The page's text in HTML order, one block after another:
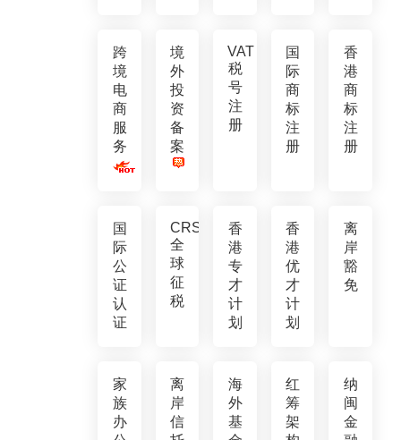
跨
境
电
商
服
务
境
外
投
资
备
案
VAT
税
号
注
册
国
际
商
标
注
册
香
港
商
标
注
册
国
际
公
证
认
证
CRS
全
球
征
税
香
港
专
才
计
划
香
港
优
才
计
划
离
岸
豁
免
家
族
办
离
岸
信
海
外
基
红
筹
架
纳
闽
金